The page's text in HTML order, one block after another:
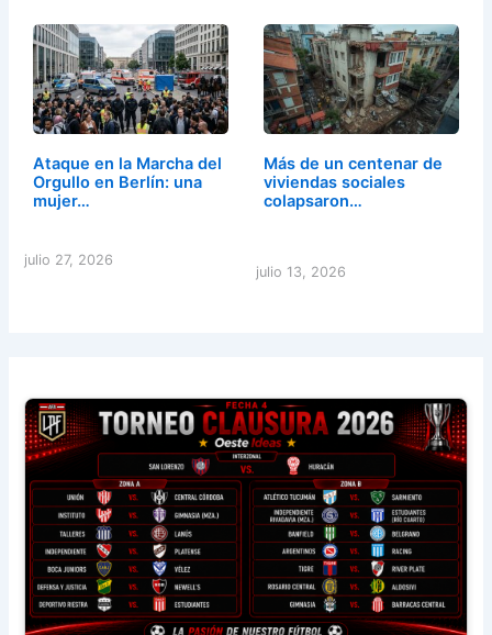
Ataque en la Marcha del
Orgullo en Berlín: una
mujer…
julio 27, 2026
Más de un centenar de
viviendas sociales
colapsaron…
julio 13, 2026